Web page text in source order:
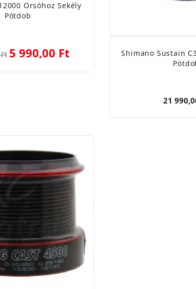
Orsóhoz Sekély
Pótdob
5 990,00 Ft
Shimano Sustain
21